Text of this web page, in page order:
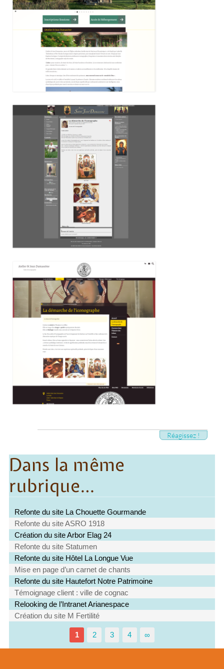
Réagissez !
Dans la même
rubrique…
Refonte du site La Chouette Gourmande
Refonte du site ASRO 1918
Création du site Arbor Elag 24
Refonte du site Statumen
Refonte du site Hôtel La Longue Vue
Mise en page d’un carnet de chants
Refonte du site Hautefort Notre Patrimoine
Témoignage client : ville de cognac
Relooking de l’Intranet Arianespace
Création du site M Fertilité
1 2 3 4 ∞